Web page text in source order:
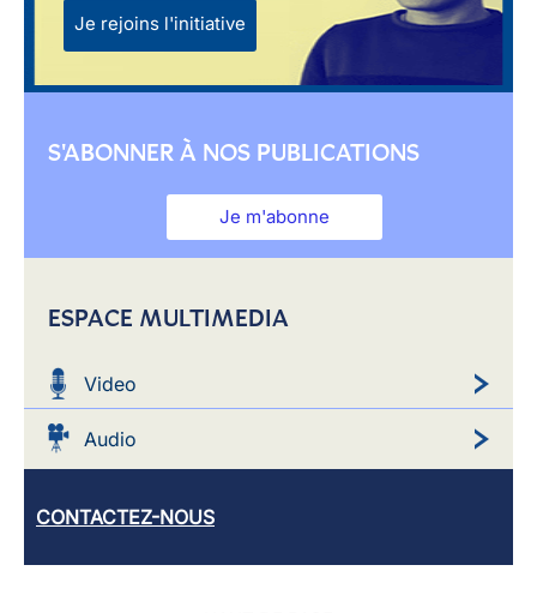
Je rejoins l'initiative
S'ABONNER À NOS PUBLICATIONS
Je m'abonne
ESPACE MULTIMEDIA
Video
Audio
CONTACTEZ-NOUS